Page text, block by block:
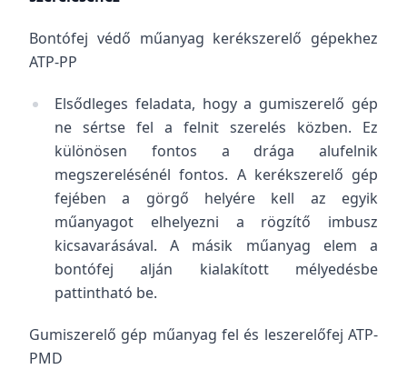
Bontófej védő műanyag kerékszerelő gépekhez
ATP-PP
Elsődleges feladata, hogy a gumiszerelő gép
ne sértse fel a felnit szerelés közben. Ez
különösen fontos a drága alufelnik
megszerelésénél fontos. A kerékszerelő gép
fejében a görgő helyére kell az egyik
műanyagot elhelyezni a rögzítő imbusz
kicsavarásával. A másik műanyag elem a
bontófej alján kialakított mélyedésbe
pattintható be.
Gumiszerelő gép műanyag fel és leszerelőfej ATP-
PMD